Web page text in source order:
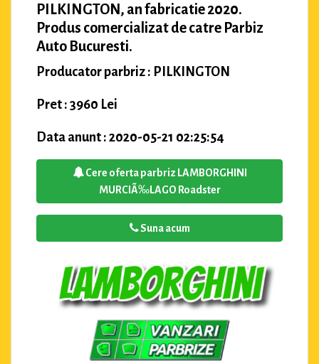
PILKINGTON, an fabricatie 2020.
Produs comercializat de catre Parbiz
Auto Bucuresti.
Producator parbriz : PILKINGTON
Pret : 3960 Lei
Data anunt : 2020-05-21 02:25:54
Cere oferta parbriz LAMBORGHINI
MURCIÃ‰LAGO Roadster
Suna acum